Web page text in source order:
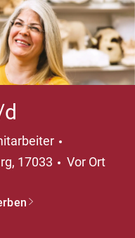
17033 Vor Ort